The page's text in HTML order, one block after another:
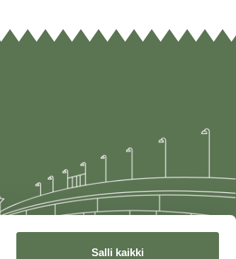
Salli kaikki